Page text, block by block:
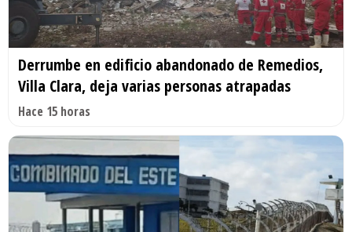
Derrumbe en edificio abandonado de Remedios,
Villa Clara, deja varias personas atrapadas
Hace 15 horas